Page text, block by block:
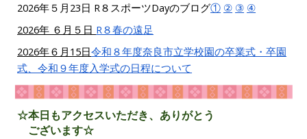
2026年５月23日 R８スポーツDayのブログ① ② ③ ④
2026年 ６月５日 R８春の遠足
2026年６月15日令和８年度奈良市立学校園の卒業式・卒園
式、令和９年度入学式の日程について
☆本日もアクセスいただき、ありがとう
ございます☆